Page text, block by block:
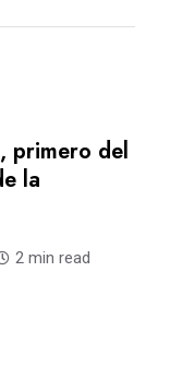
primero del
la
2 min read